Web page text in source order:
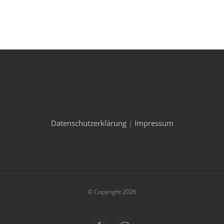
Datenschutzerklärung| Impressum
© Copyright 2026